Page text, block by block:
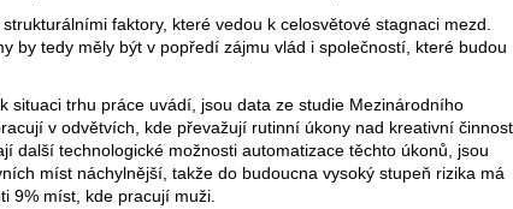
faktory, které vedou k celosvětové stagnaci mezd.
by tedy měly být v popředí zájmu vlád i společností, které budou
situaci trhu práce uvádí, jsou data ze studie Mezinárodního
v odvětvích, kde převažují rutinní úkony nad kreativní
další technologické možnosti automatizace těchto úkonů, jsou
míst náchylnější, takže do budoucna vysoký stupeň rizika má
9% míst, kde pracují muži.